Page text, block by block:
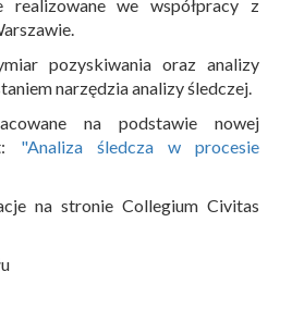
realizowane we współpracy z
pozyskiwania oraz analizy
narzędzia analizy śledczej.
na podstawie nowej
"Analiza śledcza w procesie
na stronie Collegium Civitas